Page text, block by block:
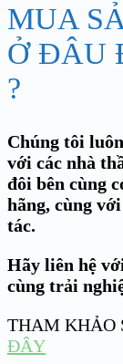
MUA
Ở ĐÂU
?
Chúng tôi
với các nhà
đôi bên cùng
hãng, cùng
tác.
Hãy liên hệ
cùng trải
THAM KHẢO
ĐÂY